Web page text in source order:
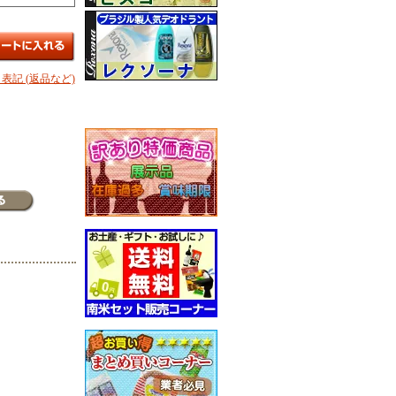
記 (返品など)